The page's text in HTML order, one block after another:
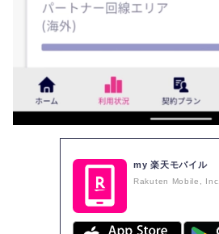
my 楽天モバイル
Rakuten Mobile, Inc.